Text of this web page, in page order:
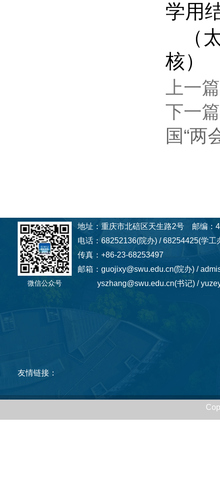
学用
（
核）
上一
下一
国“两
微信公众号
地址：重庆市北碚区天生路2号 邮编：
电话：68252136(院办) / 68254425(学
传真：+86-23-68253497
邮箱：guojixy@swu.edu.cn(院办) /
yszhang@swu.edu.cn(书记) /
友情链接：